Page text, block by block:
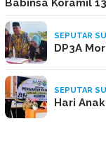
Babinsa Koramil
SEPUTAR
DP3A
SEPUTAR
Hari